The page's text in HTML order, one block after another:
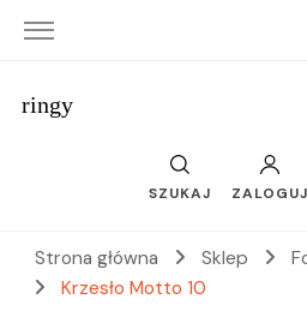
ringy
SZUKAJ ZALOGUJ
Strona główna Sklep
Krzesło Motto 10